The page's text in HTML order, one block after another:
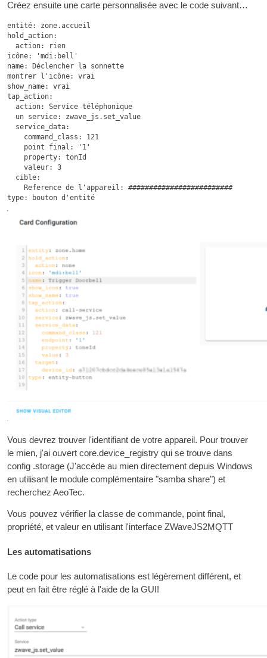
Créez ensuite une carte personnalisée avec le code suivant…
entité: zone.accueil
hold_action:
  action: rien
icône:
'mdi: bell'
name: Déclencher la sonnette
montrer l'icône: vrai
show_name: vrai
tap_action:
  action: Service téléphonique
  un service: zwave_js.set_value
  service_data:
    command_class: 121
    point final:
'1'
    property
: tonId
    valeur: 3
  cible:
    Reference de l'appareil: #########################
Vous devrez trouver l'identifiant de votre appareil. Pour trouver
le mien, j'ai ouvert core.device_registry qui se trouve dans
config .storage (J'accède au mien directement depuis Windows
en utilisant le module complémentaire "samba share") et
recherchez AeoTec.
Vous pouvez vérifier la classe de commande, point final,
propriété, et valeur en utilisant l'interface ZWaveJS2MQTT
Les automatisations
Le code pour les automatisations est légèrement différent, et
peut en fait être réglé à l'aide de laGUI !